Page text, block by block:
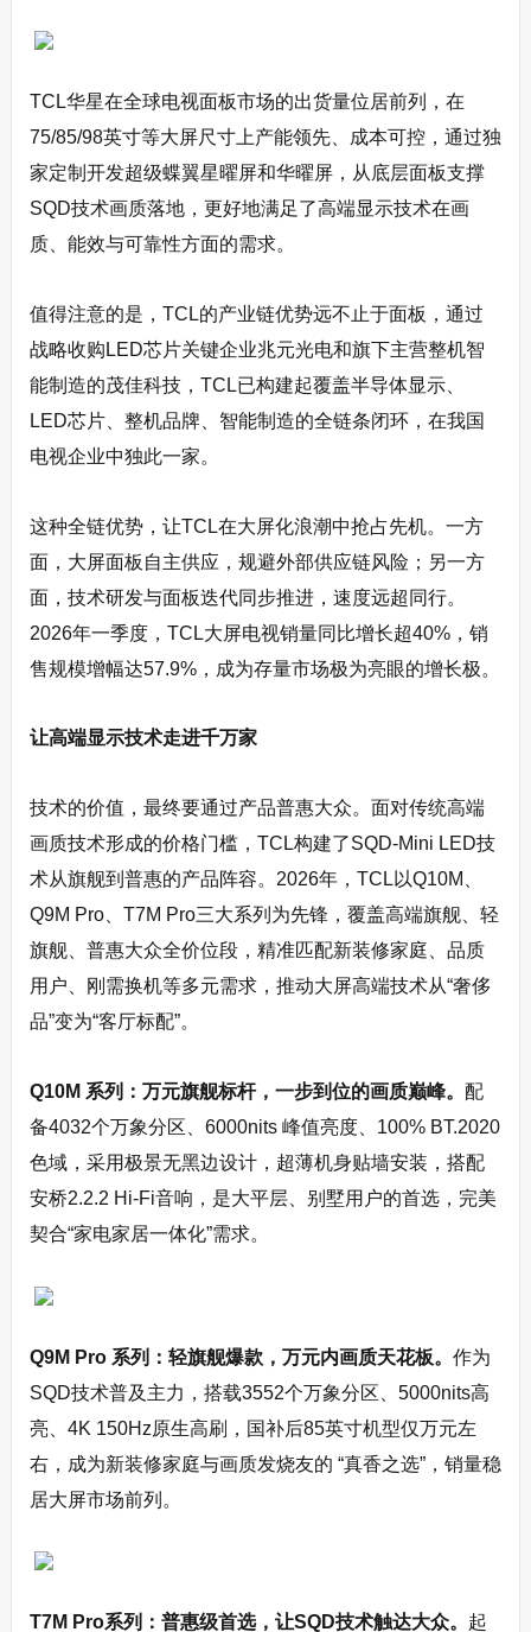
TCL华星在全球电视面板市场的出货量位居前列，在
75/85/98英寸等大屏尺寸上产能领先、成本可控，通过独
家定制开发超级蝶翼星曜屏和华曜屏，从底层面板支撑
SQD技术画质落地，更好地满足了高端显示技术在画
质、能效与可靠性方面的需求。
值得注意的是，TCL的产业链优势远不止于面板，通过
战略收购LED芯片关键企业兆元光电和旗下主营整机智
能制造的茂佳科技，TCL已构建起覆盖半导体显示、
LED芯片、整机品牌、智能制造的全链条闭环，在我国
电视企业中独此一家。
这种全链优势，让TCL在大屏化浪潮中抢占先机。一方
面，大屏面板自主供应，规避外部供应链风险；另一方
面，技术研发与面板迭代同步推进，速度远超同行。
2026年一季度，TCL大屏电视销量同比增长超40%，销
售规模增幅达57.9%，成为存量市场极为亮眼的增长极。
让高端显示技术走进千万家
技术的价值，最终要通过产品普惠大众。面对传统高端
画质技术形成的价格门槛，TCL构建了SQD-Mini LED技
术从旗舰到普惠的产品阵容。2026年，TCL以Q10M、
Q9M Pro、T7M Pro三大系列为先锋，覆盖高端旗舰、轻
旗舰、普惠大众全价位段，精准匹配新装修家庭、品质
用户、刚需换机等多元需求，推动大屏高端技术从“奢侈
品”变为“客厅标配”。
Q10M 系列：万元旗舰标杆，一步到位的画质巅峰。 配
备4032个万象分区、6000nits 峰值亮度、100% BT.2020
色域，采用极景无黑边设计，超薄机身贴墙安装，搭配
安桥2.2.2 Hi-Fi音响，是大平层、别墅用户的首选，完美
契合“家电家居一体化”需求。
Q9M Pro 系列：轻旗舰爆款，万元内画质天花板。 作为
SQD技术普及主力，搭载3552个万象分区、5000nits高
亮、4K 150Hz原生高刷，国补后85英寸机型仅万元左
右，成为新装修家庭与画质发烧友的 “真香之选”，销量稳
居大屏市场前列。
T7M Pro系列：普惠级首选，让SQD技术触达大众。 起